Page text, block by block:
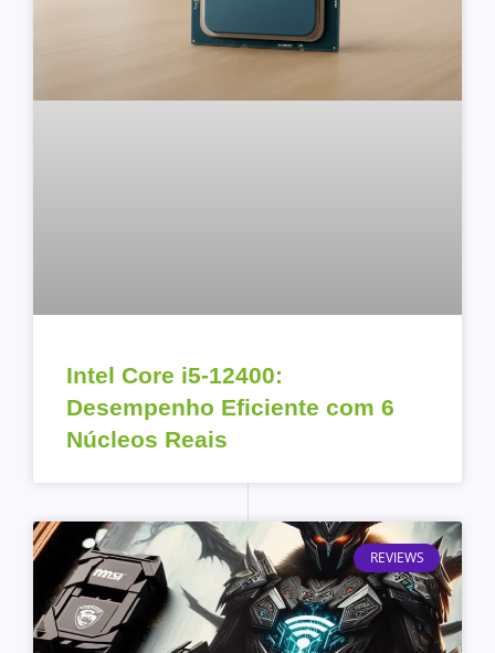
Intel Core i5-12400:
Desempenho Eficiente com 6
Núcleos Reais
REVIEWS